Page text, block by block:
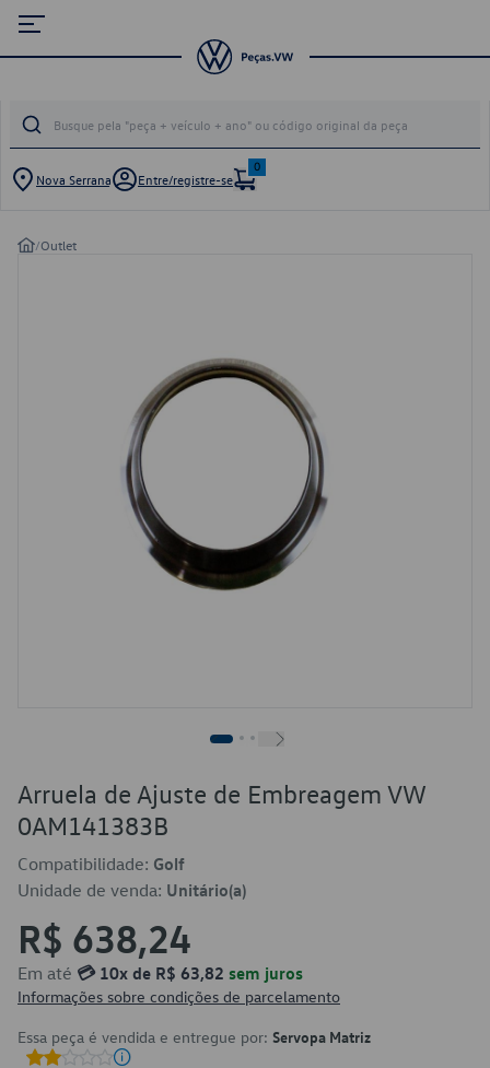
Nova Serrana Entre/registre-se
0
/Outlet
Arruela de Ajuste de Embreagem VW
0AM141383B
Compatibilidade: Golf
Unidade de venda: Unitário(a)
R$ 638,24
Em até 💳 10x de R$ 63,82 sem juros
Informações sobre condições de parcelamento
Essa peça é vendida e entregue por: Servopa Matriz